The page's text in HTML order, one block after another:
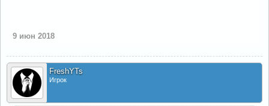
9 июн 2018
FreshYTs
Игрок